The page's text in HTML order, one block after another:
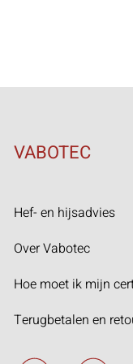
VABOTEC
Hef- en hijsadvies
Over Vabotec
Hoe moet ik mijn
Terugbetalen en